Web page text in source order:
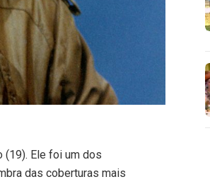
(19). Ele foi um dos
das coberturas mais